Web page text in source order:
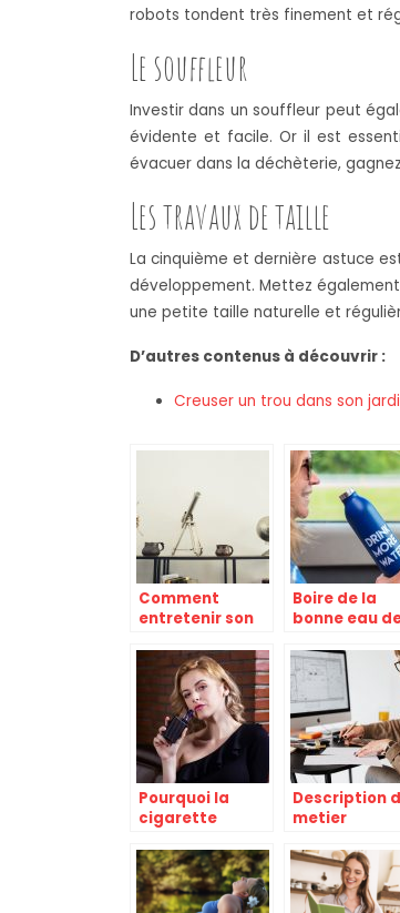
robots tondent très finement et
Le souffleur
Investir dans un souffleur peut
évidente et facile. Or il est
évacuer dans la déchèterie,
Les travaux de taille
La cinquième et dernière astuce
développement. Mettez
une petite taille naturelle et
D’autres contenus à découvrir :
Creuser un trou dans son
Comment
entretenir son
Boire de la
bonne eau
comment
Pourquoi la
cigarette
est-elle
efficace pour un
sevrage
Description
metier
d’interieur et
etudes